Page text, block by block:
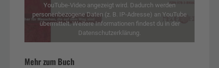
YouTube-Video angezeigt wird. Dadurch werden
personenbezogene Daten (z. B. IP-Adresse) an YouTube
übermittelt. Weitere Informationen findest du in der
Datenschutzerklärung.
Mehr zum Buch